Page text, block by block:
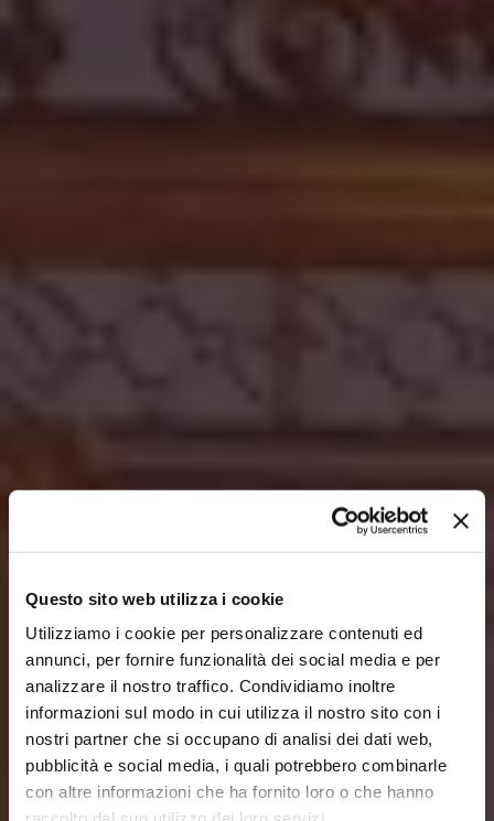
Questo sito web utilizza i cookie
Utilizziamo i cookie per personalizzare contenuti ed
annunci, per fornire funzionalità dei social media e per
analizzare il nostro traffico. Condividiamo inoltre
informazioni sul modo in cui utilizza il nostro sito con i
nostri partner che si occupano di analisi dei dati web,
pubblicità e social media, i quali potrebbero combinarle
con altre informazioni che ha fornito loro o che hanno